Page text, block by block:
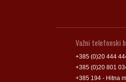
Važni telefonski
+385 (0)20 444
+385 (0)20 801
+385 194 - Hitna